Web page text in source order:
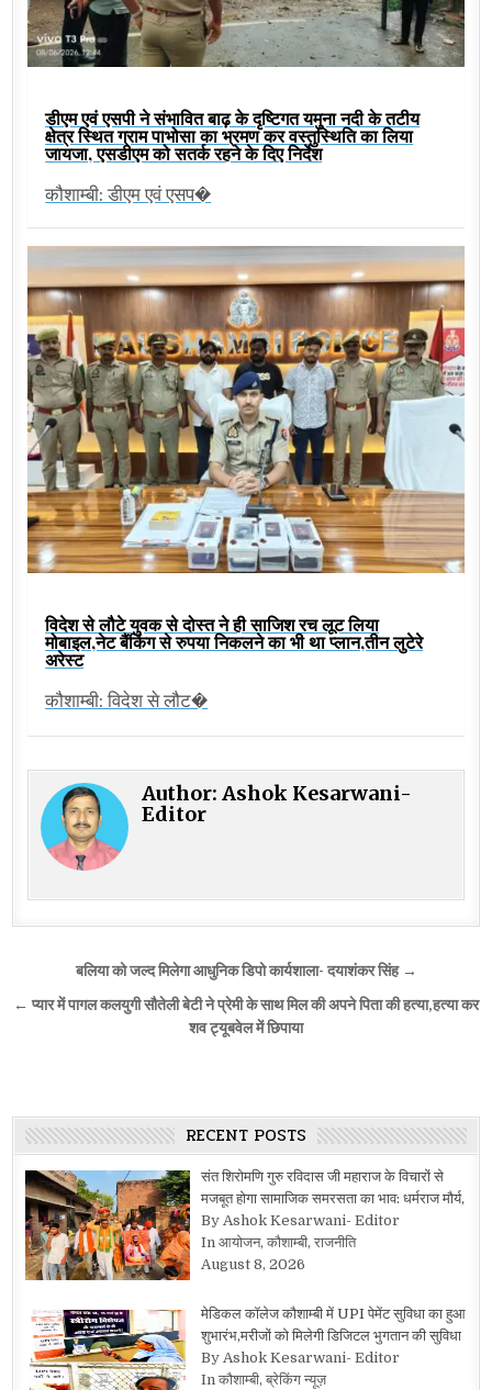
डीएम एवं एसपी ने संभावित बाढ़ के दृष्टिगत यमुना नदी के तटीय
क्षेत्र स्थित ग्राम पाभोसा का भ्रमण कर वस्तुस्थिति का लिया
जायजा, एसडीएम को सतर्क रहने के दिए निर्देश
कौशाम्बी: डीएम एवं एसप�
विदेश से लौटे युवक से दोस्त ने ही साजिश रच लूट लिया
मोबाइल,नेट बैंकिंग से रुपया निकलने का भी था प्लान,तीन लुटेरे
अरेस्ट
कौशाम्बी: विदेश से लौट�
Author:Ashok Kesarwani-
Editor
navigation
बलिया को जल्द मिलेगा आधुनिक डिपो कार्यशाला- दयाशंकर सिंह →
← प्यार में पागल कलयुगी सौतेली बेटी ने प्रेमी के साथ मिल की अपने पिता की हत्या,हत्या कर
शव ट्यूबवेल में छिपाया
RECENT POSTS
संत शिरोमणि गुरु रविदास जी महाराज के विचारों से
मजबूत होगा सामाजिक समरसता का भाव: धर्मराज मौर्य,
By Ashok Kesarwani- Editor
In आयोजन, कौशाम्बी, राजनीति
August 8, 2026
मेडिकल कॉलेज कौशाम्बी में UPI पेमेंट सुविधा का हुआ
शुभारंभ,मरीजों को मिलेगी डिजिटल भुगतान की सुविधा
By Ashok Kesarwani- Editor
In कौशाम्बी, ब्रेकिंग न्यूज़